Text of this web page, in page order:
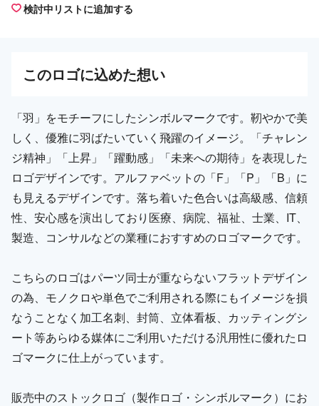
検討中リストに追加する
このロゴに込めた想い
「羽」をモチーフにしたシンボルマークです。靭やかで美
しく、優雅に羽ばたいていく飛躍のイメージ。「チャレン
ジ精神」「上昇」「躍動感」「未来への期待」を表現した
ロゴデザインです。アルファベットの「F」「P」「B」に
も見えるデザインです。落ち着いた色合いは高級感、信頼
性、安心感を演出しており医療、病院、福祉、士業、IT、
製造、コンサルなどの業種におすすめのロゴマークです。
こちらのロゴはパーツ同士が重ならないフラットデザイン
の為、モノクロや単色でご利用される際にもイメージを損
なうことなく加工名刺、封筒、立体看板、カッティングシ
ート等あらゆる媒体にご利用いただける汎用性に優れたロ
ゴマークに仕上がっています。
販売中のストックロゴ（製作ロゴ・シンボルマーク）にお